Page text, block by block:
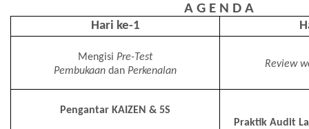
A G E N D A
Hari ke-1
Mengisi Pre-Test
Pembukaan dan Perkenalan
Review
Pengantar KAIZEN & 5S
Praktik Audit